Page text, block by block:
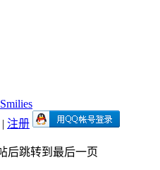
Smilies
| 注册
后跳转到最后一页